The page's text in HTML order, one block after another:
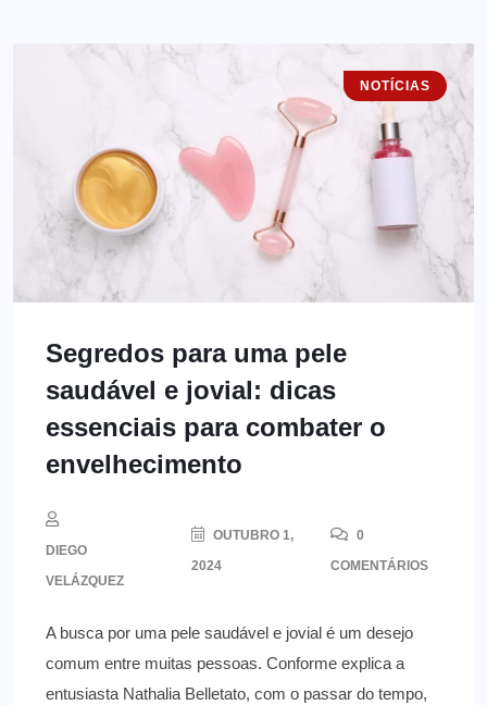
NOTÍCIAS
Segredos para uma pele
saudável e jovial: dicas
essenciais para combater o
envelhecimento
DIEGO
VELÁZQUEZ
OUTUBRO 1,
2024
0
COMENTÁRIOS
A busca por uma pele saudável e jovial é um desejo
comum entre muitas pessoas. Conforme explica a
entusiasta Nathalia Belletato, com o passar do tempo,